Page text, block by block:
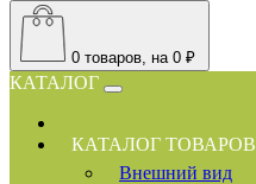
0 товаров, на 0 ₽
КАТАЛОГ
КАТАЛОГ ТОВАРОВ
Внешний вид